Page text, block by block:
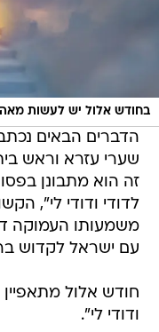
בחודש אלול יש לעשות
הדברים הבאים
שערי עזרא וראש
זה הוא מתבונן
לדודי ודודי לי",
משמעותו העמוקה
עם ישראל לקדוש
חודש אלול
ודודי לי".